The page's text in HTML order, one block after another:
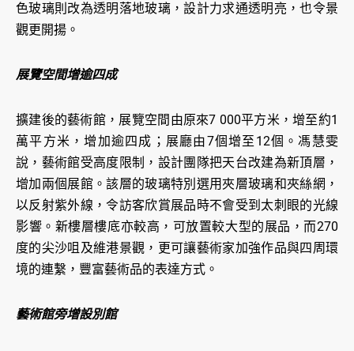
色玻璃則改為透明落地玻璃，設計力求通透明亮，也令景
觀更開揚。
展覽空間增逾四成
擴建後的藝術館，展覽空間由原來7 000平方米，增至約1
萬平方米，增加逾四成；展廳由7個增至12個。馮慧雯
說，藝術館受高度限制，設計團隊把天台改建為新頂層，
增加兩個展館。該層的玻璃特別選用夾層玻璃和夾絲網，
以反射紫外線，令訪客欣賞展品時不會受到太刺眼的光線
影響。新樓層樓底亦較高，可放置較大型的展品，而270
度的尖沙咀及維港景觀，更可讓藝術家加強作品與四周環
境的連繫，豐富藝術品的表達方式。
藝術館旁增設別館